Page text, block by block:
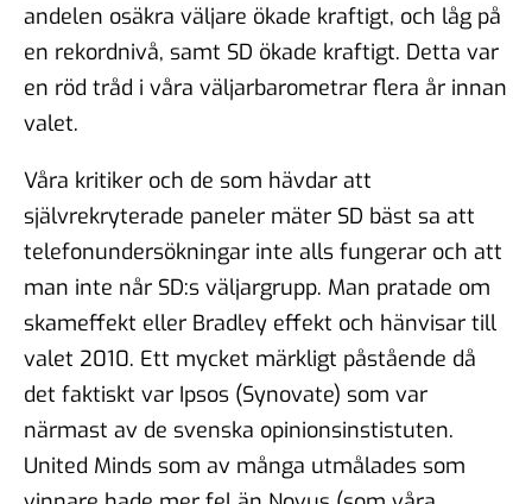
andelen osäkra väljare ökade kraftigt, och låg på
en rekordnivå, samt SD ökade kraftigt. Detta var
en röd tråd i våra väljarbarometrar flera år innan
valet.
Våra kritiker och de som hävdar att
självrekryterade paneler mäter SD bäst sa att
telefonundersökningar inte alls fungerar och att
man inte når SD:s väljargrupp. Man pratade om
skameffekt eller Bradley effekt och hänvisar till
valet 2010. Ett mycket märkligt påstående då
det faktiskt var Ipsos (Synovate) som var
närmast av de svenska opinionsinstistuten.
United Minds som av många utmålades som